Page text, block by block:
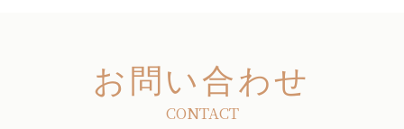
お問い合わせ
CONTACT